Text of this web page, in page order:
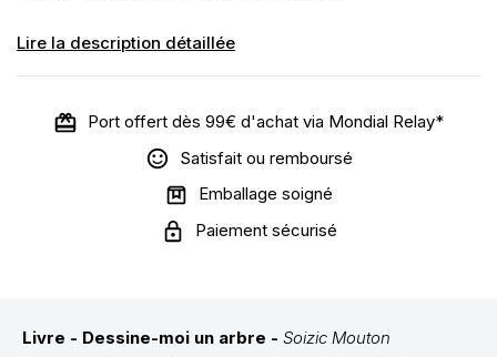
Lire la description détaillée
Port offert dès 99€ d'achat via Mondial Relay*
Satisfait ou remboursé
Emballage soigné
Paiement sécurisé
Livre - Dessine-moi un arbre - Soizic Mouton